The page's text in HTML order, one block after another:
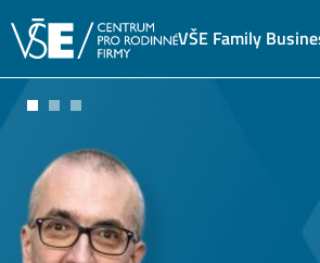
VŠE Family